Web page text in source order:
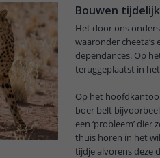
Bouwen
Het door ons
waaronder
dependances. Op
teruggeplaatst in
Op het
boer belt
een ‘probleem’ dier
thuis horen in het
tijdje alvorens deze